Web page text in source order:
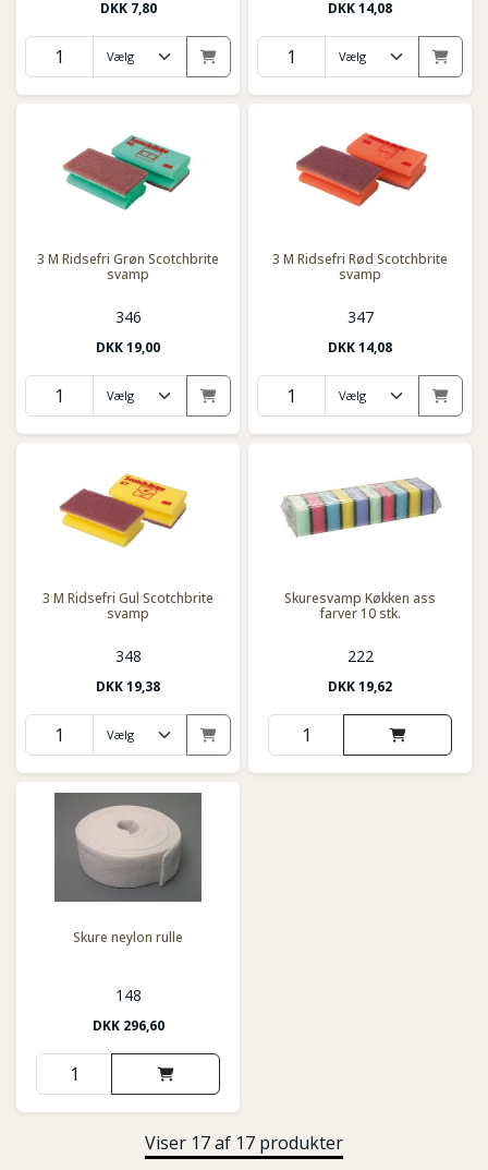
DKK 7,80 DKK14,08
3 M Ridsefri Grøn Scotchbrite
svamp
346
DKK19,00
3 M Ridsefri Rød Scotchbrite
svamp
347
DKK14,08
3 M Ridsefri Gul Scotchbrite
svamp
348
DKK19,38
Skuresvamp Køkken ass
farver 10 stk.
222
DKK19,62
Skure neylon rulle
148
DKK 296,60
Viser 17 af 17 produkter